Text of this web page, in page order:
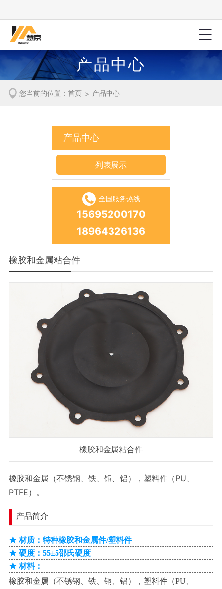
产品中心
您当前的位置： 首页 > 产品中心
产品中心
列表展示
全国服务热线
15695200170
18964326136
橡胶和金属粘合件
橡胶和金属粘合件
橡胶和金属（不锈钢、铁、铜、铝），塑料件（PU、
PTFE）。
产品简介
★ 材质：特种橡胶和金属件/塑料件
★ 硬度：55±5邵氏硬度
★ 材料：
橡胶和金属（不锈钢、铁、铜、铝），塑料件（PU、